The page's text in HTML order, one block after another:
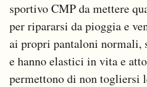
sportivo CMP da mettere
per ripararsi da pioggia e
ai propri pantaloni normali,
e hanno elastici in vita e
permettono di non togliersi